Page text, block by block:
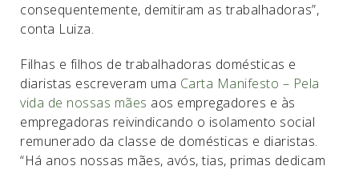
consequentemente, demitiram as trabalhadoras”,
conta Luiza.
Filhas e filhos de trabalhadoras domésticas e
diaristas escreveram uma Carta Manifesto – Pela
vida de nossas mães aos empregadores e às
empregadoras reivindicando o isolamento social
remunerado da classe de domésticas e diaristas.
“Há anos nossas mães, avós, tias, primas dedicam